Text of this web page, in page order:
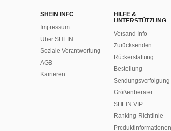
SHEIN INFO
Impressum
Über SHEIN
Soziale Verantwortung
AGB
Karrieren
HILFE &
UNTERSTÜTZUNG
Versand Info
Zurücksenden
Rückerstattung
Bestellung
Sendungsverfolgung
Größenberater
SHEIN VIP
Ranking-Richtlinie
​Produktinformationen